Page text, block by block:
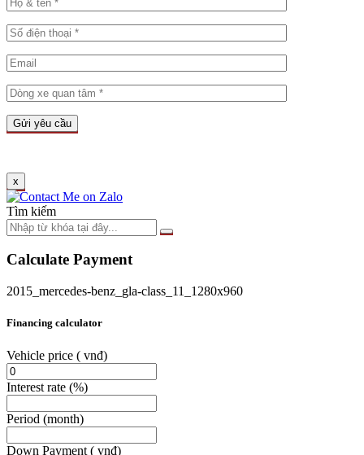
x
Tìm kiếm
Calculate Payment
2015_mercedes-benz_gla-class_11_1280x960
Financing calculator
Vehicle price ( vnđ)
Interest rate (%)
Period (month)
Down Payment ( vnđ)